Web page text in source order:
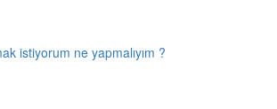
istiyorum ne yapmalıyım ?